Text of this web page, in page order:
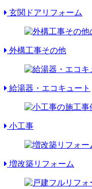
玄関ドアリフォーム
外構工事その他
給湯器・エコキュート
小工事
増改築リフォーム